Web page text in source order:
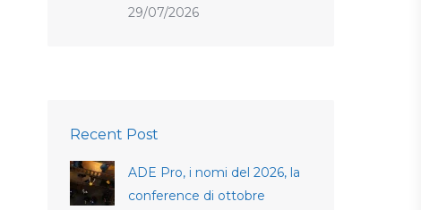
29/07/2026
Recent Post
ADE Pro, i nomi del 2026, la
conference di ottobre